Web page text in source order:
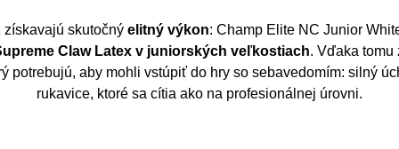
skutočný elitný výkon: Champ Elite NC Junior
Claw Latex v juniorských veľkostiach. Vďaka tomu
potrebujú, aby mohli vstúpiť do hry so sebavedomím: silný
rukavice, ktoré sa cítia ako na profesionálnej úrovni.